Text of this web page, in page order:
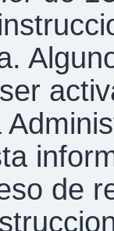
de